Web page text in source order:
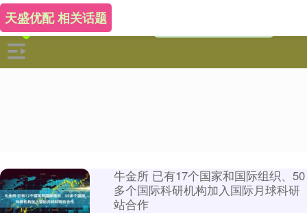
天盛优配 相关话题
牛金所 已有17个国家和国际组织、50
多个国际科研机构加入国际月球科研
站合作